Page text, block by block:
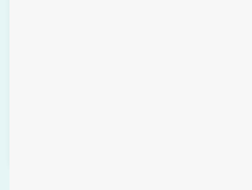
Một vị trí hiếm còn lại